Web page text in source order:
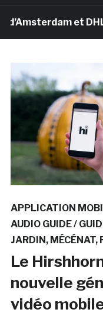
et DHL
APPLICATION
AUDIO GUIDE /
JARDIN MÉCÉNAT
Le
nouvelle
vidéo